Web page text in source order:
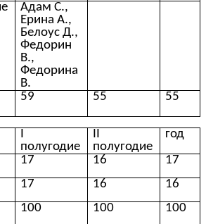
Адам С.,
Ерина А.,
Белоус Д.,
Федорин
В.,
Федорина
В.
59 55 55
полугодие
полугодие
год
17 16
17
17 16
16
100 100
100